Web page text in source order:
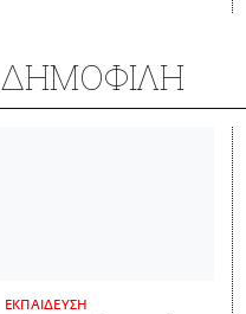
ΔΗΜΟΦΙΛΗ
ΕΚΠΑΙΔΕΥΣΗ